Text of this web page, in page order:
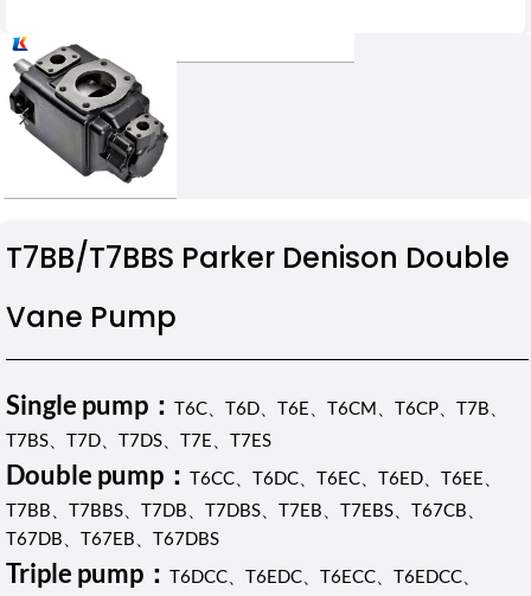
T7BB/T7BBS Parker Denison Double
Vane Pump
Single pump： T6C、T6D、T6E、T6CM、T6CP、T7B、
T7BS、T7D、T7DS、T7E、T7ES
Double pump： T6CC、T6DC、T6EC、T6ED、T6EE、
T7BB、T7BBS、T7DB、T7DBS、T7EB、T7EBS、T67CB、
T67DB、T67EB、T67DBS
Triple pump： T6DCC、T6EDC、T6ECC、T6EDCC、